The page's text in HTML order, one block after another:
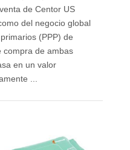
de Centor US
del negocio global
(PPP) de
compra de ambas
en un valor
...